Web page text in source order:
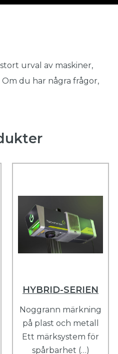
urval av maskiner,
du har några frågor,
HYBRID-SERIEN
Noggrann märkning
på plast och metall
Ett märksystem för
spårbarhet (…)